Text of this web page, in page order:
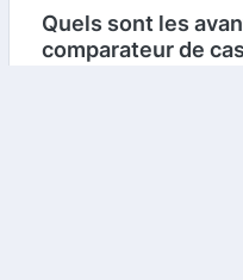
Quels sont les
comparateur de